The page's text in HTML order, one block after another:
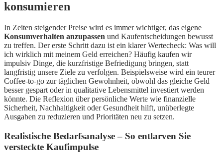
konsumieren
In Zeiten steigender Preise wird es immer wichtiger, das eigene
Konsumverhalten anzupassen und Kaufentscheidungen bewusst
zu treffen. Der erste Schritt dazu ist ein klarer Wertecheck: Was will
ich wirklich mit meinem Geld erreichen? Häufig kaufen wir
impulsiv Dinge, die kurzfristige Befriedigung bringen, statt
langfristig unsere Ziele zu verfolgen. Beispielsweise wird ein teurer
Coffee-to-go zur täglichen Gewohnheit, obwohl das gleiche Geld
besser gespart oder in qualitative Lebensmittel investiert werden
könnte. Die Reflexion über persönliche Werte wie finanzielle
Sicherheit, Nachhaltigkeit oder Gesundheit hilft, unüberlegte
Ausgaben zu reduzieren und Prioritäten neu zu setzen.
Realistische Bedarfsanalyse – So entlarven Sie
versteckte Kaufimpulse